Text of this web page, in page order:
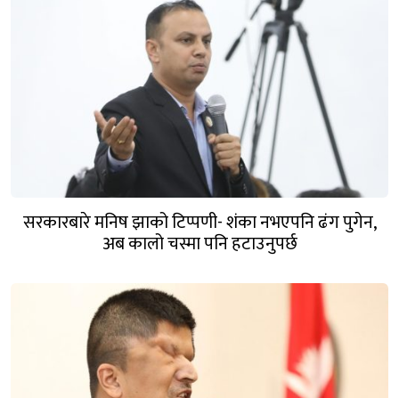
सरकारबारे मनिष झाको टिप्पणी- शंका नभएपनि ढंग पुगेन,
अब कालो चस्मा पनि हटाउनुपर्छ